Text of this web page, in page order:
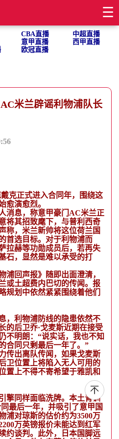
☰
CBA直播
中超直播
意甲直播
西甲直播
欧冠直播
米兰辟谣利物浦队长
克正式进入合同年，围绕这
愈演愈烈。
消息，称意甲豪门AC米兰正
将其招致麾下，与普利西奇
称，米兰新帅将这位荷兰国
首选目标。对于利物浦而
拉赫等功勋成员后，若再失
石，显然是难以承受的打
浦回声报》随即出面澄清，
或土超费内巴切的传闻。报
规划中依然紧紧围绕着他们
，利物浦防线的隐患依然不
的后卫乔·戈麦斯近期在接受
不明朗：“说实话，我也不知
合同只剩最后一年了。”
传出离队传闻，如果戈麦斯
卫位置上将陷入无人可用的
置上不得不寄希望于雅凯和
擎同样面临洗牌。本土青训
最后一年，并吸引了意甲国
浦对琼斯的估价约为3500万
万英镑报价未能达到红军
约谈判。此外，日本国脚远